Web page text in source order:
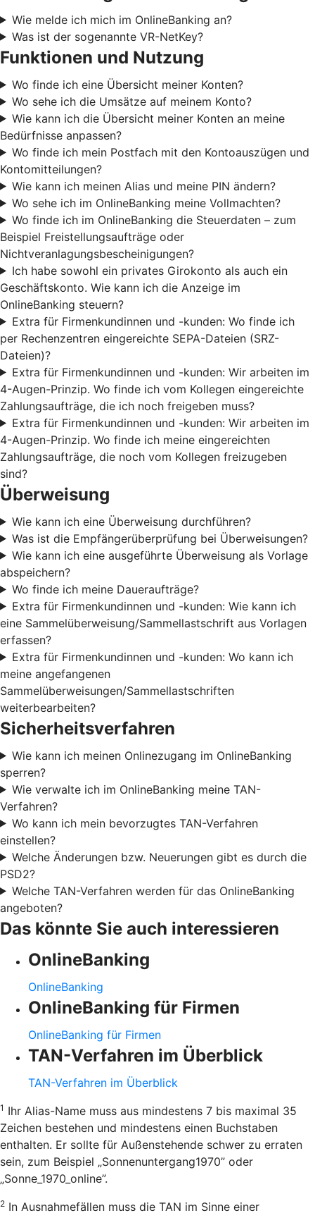
Wie melde ich mich im OnlineBanking an?
Was ist der sogenannte VR-NetKey?
Funktionen und Nutzung
Wo finde ich eine Übersicht meiner Konten?
Wo sehe ich die Umsätze auf meinem Konto?
Wie kann ich die Übersicht meiner Konten an meine
Bedürfnisse anpassen?
Wo finde ich mein Postfach mit den Kontoauszügen und
Kontomitteilungen?
Wie kann ich meinen Alias und meine PIN ändern?
Wo sehe ich im OnlineBanking meine Vollmachten?
Wo finde ich im OnlineBanking die Steuerdaten – zum
Beispiel Freistellungsaufträge oder
Nichtveranlagungsbescheinigungen?
Ich habe sowohl ein privates Girokonto als auch ein
Geschäftskonto. Wie kann ich die Anzeige im
OnlineBanking steuern?
Extra für Firmenkundinnen und -kunden: Wo finde ich
per Rechenzentren eingereichte SEPA-Dateien (SRZ-
Dateien)?
Extra für Firmenkundinnen und -kunden: Wir arbeiten im
4-Augen-Prinzip. Wo finde ich vom Kollegen eingereichte
Zahlungsaufträge, die ich noch freigeben muss?
Extra für Firmenkundinnen und -kunden: Wir arbeiten im
4-Augen-Prinzip. Wo finde ich meine eingereichten
Zahlungsaufträge, die noch vom Kollegen freizugeben
sind?
Überweisung
Wie kann ich eine Überweisung durchführen?
Was ist die Empfängerüberprüfung bei Überweisungen?
Wie kann ich eine ausgeführte Überweisung als Vorlage
abspeichern?
Wo finde ich meine Daueraufträge?
Extra für Firmenkundinnen und -kunden: Wie kann ich
eine Sammelüberweisung/Sammellastschrift aus Vorlagen
erfassen?
Extra für Firmenkundinnen und -kunden: Wo kann ich
meine angefangenen
Sammelüberweisungen/Sammellastschriften
weiterbearbeiten?
Sicherheitsverfahren
Wie kann ich meinen Onlinezugang im OnlineBanking
sperren?
Wie verwalte ich im OnlineBanking meine TAN-
Verfahren?
Wo kann ich mein bevorzugtes TAN-Verfahren
einstellen?
Welche Änderungen bzw. Neuerungen gibt es durch die
PSD2?
Welche TAN-Verfahren werden für das OnlineBanking
angeboten?
Das könnte Sie auch interessieren
OnlineBanking
OnlineBanking
OnlineBanking für Firmen
OnlineBanking für Firmen
TAN-Verfahren im Überblick
TAN-Verfahren im Überblick
1 Ihr Alias-Name muss aus mindestens 7 bis maximal 35
Zeichen bestehen und mindestens einen Buchstaben
enthalten. Er sollte für Außenstehende schwer zu erraten
sein, zum Beispiel „Sonnenuntergang1970” oder
„Sonne_1970_online”.
2 In Ausnahmefällen muss die TAN im Sinne einer